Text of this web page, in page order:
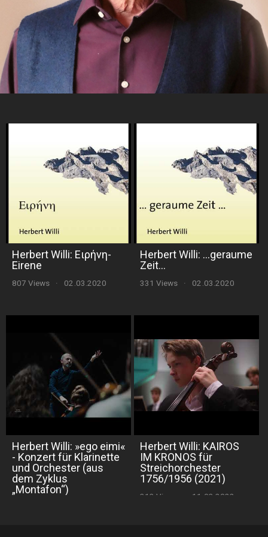
Herbert Willi: Ειρήνη-
Eirene
807 Views · 02.03.2020
Herbert Willi: ...geraume
Zeit...
331 Views · 02.03.2020
Herbert Willi: »ego eimi«
- Konzert für Klarinette
und Orchester (aus
dem Zyklus
„Montafon“)
Herbert Willi: KAIROS
IM KRONOS für
Streichorchester
1756/1956 (2021)
313 Views 11.03.2022